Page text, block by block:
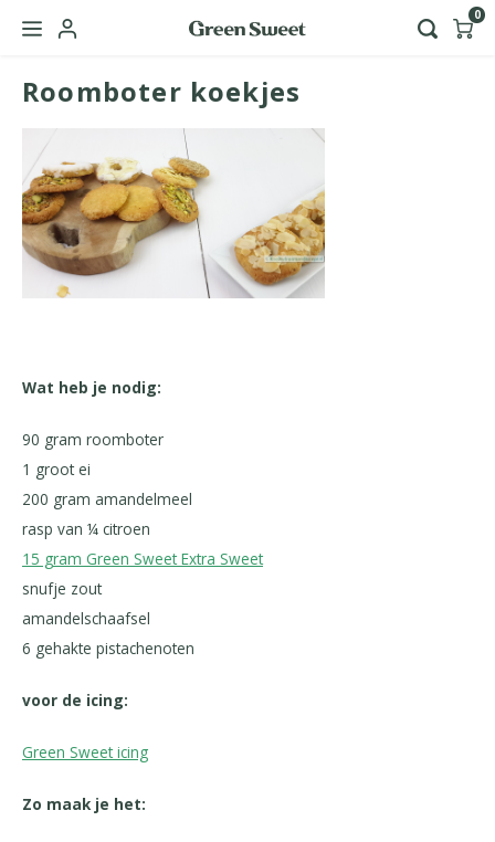
Hoofdmenu / green sweet zakelijk
Nederlands
English
0
Roomboter koekjes
Wat heb je nodig:
90 gram roomboter
1 groot ei
200 gram amandelmeel
rasp van ¼ citroen
15 gram Green Sweet Extra Sweet
snufje zout
amandelschaafsel
6 gehakte pistachenoten
voor de icing:
Green Sweet icing
Zo maak je het: